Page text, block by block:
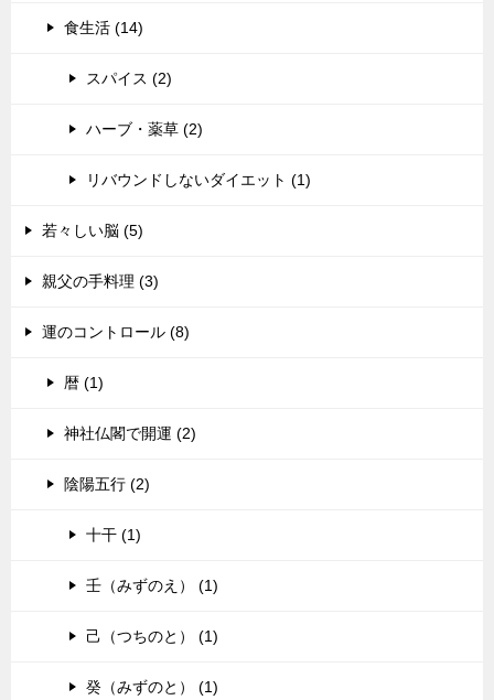
食生活 (14)
スパイス (2)
ハーブ・薬草 (2)
リバウンドしないダイエット (1)
若々しい脳 (5)
親父の手料理 (3)
運のコントロール (8)
暦 (1)
神社仏閣で開運 (2)
陰陽五行 (2)
十干 (1)
壬（みずのえ） (1)
己（つちのと） (1)
癸（みずのと） (1)